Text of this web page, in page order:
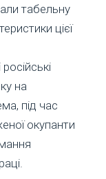
табельну
цієї
на
під час
окупанти